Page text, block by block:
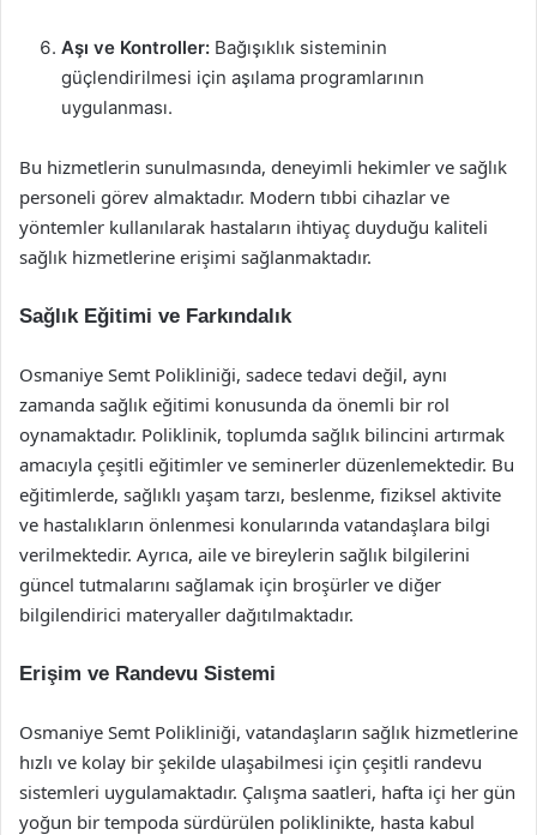
Aşı ve Kontroller: Bağışıklık sisteminin
güçlendirilmesi için aşılama programlarının
uygulanması.
Bu hizmetlerin sunulmasında, deneyimli hekimler ve sağlık
personeli görev almaktadır. Modern tıbbi cihazlar ve
yöntemler kullanılarak hastaların ihtiyaç duyduğu kaliteli
sağlık hizmetlerine erişimi sağlanmaktadır.
Sağlık Eğitimi ve Farkındalık
Osmaniye Semt Polikliniği, sadece tedavi değil, aynı
zamanda sağlık eğitimi konusunda da önemli bir rol
oynamaktadır. Poliklinik, toplumda sağlık bilincini artırmak
amacıyla çeşitli eğitimler ve seminerler düzenlemektedir. Bu
eğitimlerde, sağlıklı yaşam tarzı, beslenme, fiziksel aktivite
ve hastalıkların önlenmesi konularında vatandaşlara bilgi
verilmektedir. Ayrıca, aile ve bireylerin sağlık bilgilerini
güncel tutmalarını sağlamak için broşürler ve diğer
bilgilendirici materyaller dağıtılmaktadır.
Erişim ve Randevu Sistemi
Osmaniye Semt Polikliniği, vatandaşların sağlık hizmetlerine
hızlı ve kolay bir şekilde ulaşabilmesi için çeşitli randevu
sistemleri uygulamaktadır. Çalışma saatleri, hafta içi her gün
yoğun bir tempoda sürdürülen poliklinikte, hasta kabul